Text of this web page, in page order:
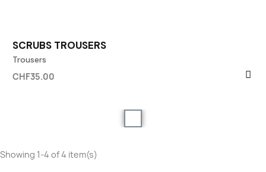
SCRUBS TROUSERS
Trousers
CHF35.00
Showing 1-4 of 4 item(s)